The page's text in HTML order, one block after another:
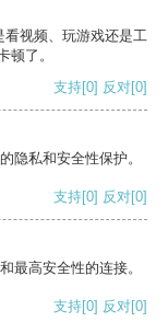
视频、玩游戏还是工
顿了。
支持[0] 反对[0]
隐私和安全性保护。
支持[0] 反对[0]
最高安全性的连接。
支持[0] 反对[0]